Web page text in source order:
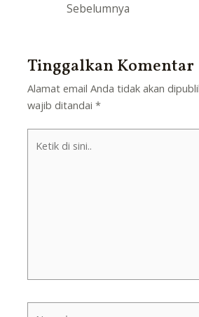
Sebelumnya
Tinggalkan Komentar
Alamat email Anda tidak akan
wajib ditandai*